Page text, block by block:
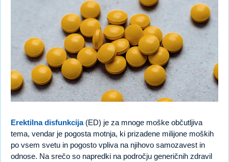
Erektilna disfunkcija(ED) je za mnoge moške občutljiva
tema, vendar je pogosta motnja, ki prizadene milijone moških
po vsem svetu in pogosto vpliva na njihovo samozavest in
odnose. Na srečo so napredki na področju generičnih zdravil